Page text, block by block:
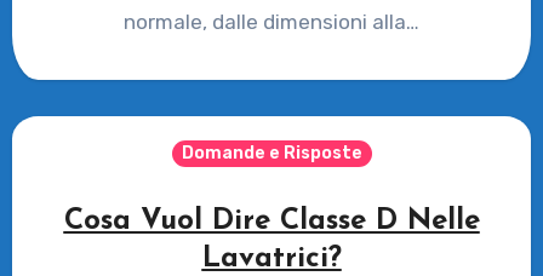
normale, dalle dimensioni alla…
Domande e Risposte
Cosa Vuol Dire Classe D Nelle
Lavatrici?